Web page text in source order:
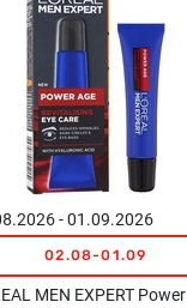
- 01.09.2026
02.08-01.09
MEN EXPERT